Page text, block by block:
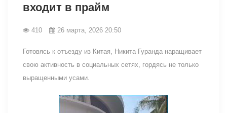
входит в прайм
410 26 марта, 2026 20:50
Готовясь к отъезду из Китая, Никита Гуранда наращивает
свою активность в социальных сетях, гордясь не только
выращенными усами.